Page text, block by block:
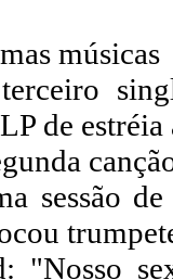
músicas
de
sessão
"Nosso